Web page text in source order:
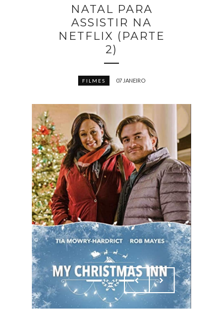
NATAL PARA
ASSISTIR NA
NETFLIX (PARTE
2)
FILMES 07 JANEIRO